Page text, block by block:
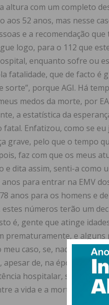
altura com um completo
52 anos, mas nesse
e a recomendação
logo, para o 112 que
enquanto sofre ou
fatalidade, que de facto é
sorte”, porque AGI. Há
medos da morte, por
a estatística da
Enfatizou, como se
grave, pelo que o tempo
faz com que os meus
e dita assim, senti-a como
para entrar na EMV
anos para os homens e
números terão um
é, gente que atinge
prematuramente, e alguns
caso, se, naquele fim
de, na época, não
hospitalar, salvou-
a vida e a morte